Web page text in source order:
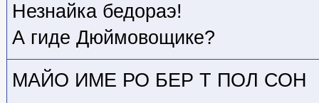
Незнайка бедораэ!
А гиде Дюймовощике?
МАЙО ИМЕ РО БЕР Т ПОЛ СОН